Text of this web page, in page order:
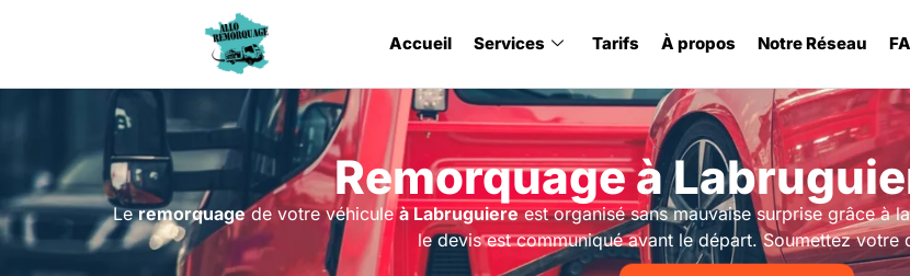
Accueil Services Tarifs À propos Notre Réseau
Remorquage à
Leremorquagede votre véhiculeà Labruguiereest organisé sans mauvaise surprise grâce à
le devis est communiqué avant le départ. Soumettez votre